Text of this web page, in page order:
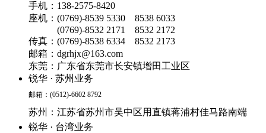
手机：138-2575-8420
座机：(0769)-8539 5330 8538 6033
(0769)-8532 2171 8532 2172
传真：(0769)-8538 6334 8532 2173
邮箱：dgrhjx@163.com
东莞：广东省东莞市长安镇增田工业区
锐华 · 苏州业务
邮箱：(0512)-6602 8792
苏州：江苏省苏州市吴中区用直镇蒋浦村佳马路南端
锐华 · 台湾业务